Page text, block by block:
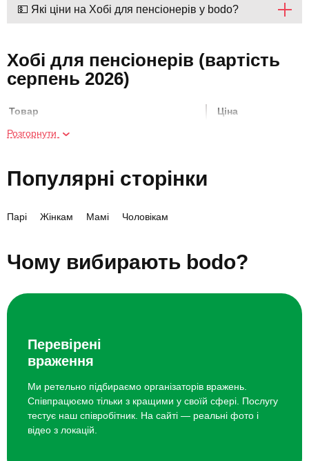
💵 Які ціни на Хобі для пенсіонерів у bodo?
Хобі для пенсіонерів (вартість
серпень 2026)
Товар Ціна
Індивідуальний майстер-клас
Урок приготування бургерів для
7200 грн
Тур у Карпати для двох зі Львова
Розгорнути
Популярні сторінки
Парі Жінкам Мамі Чоловікам
Чому вибирають bodo?
Перевірені
враження
Ми ретельно підбираємо організаторів вражень.
Співпрацюємо тільки з кращими у своїй сфері. Послугу
тестує наш співробітник. На сайті — реальні фото і
відео з локацій.